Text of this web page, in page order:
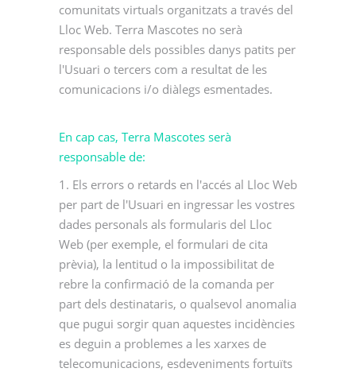
comunitats virtuals organitzats a través del
Lloc Web. Terra Mascotes no serà
responsable dels possibles danys patits per
l'Usuari o tercers com a resultat de les
comunicacions i/o diàlegs esmentades.
En cap cas, Terra Mascotes serà
responsable de:
1. Els errors o retards en l'accés al Lloc Web
per part de l'Usuari en ingressar les vostres
dades personals als formularis del Lloc
Web (per exemple, el formulari de cita
prèvia), la lentitud o la impossibilitat de
rebre la confirmació de la comanda per
part dels destinataris, o qualsevol anomalia
que pugui sorgir quan aquestes incidències
es deguin a problemes a les xarxes de
telecomunicacions, esdeveniments fortuïts